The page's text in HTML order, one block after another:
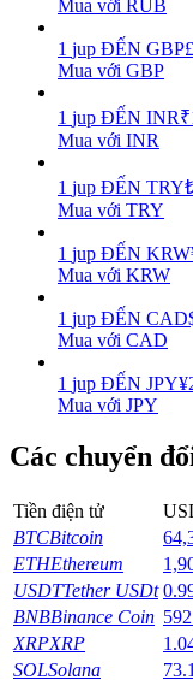
Làm cho tài sản
Mua với RUB
1 jup ĐẾN GBP£
Mua với GBP
1 jup ĐẾN INR₹
Mua với INR
1 jup ĐẾN TRY
Mua với TRY
1 jup ĐẾN KRW
Mua với KRW
1 jup ĐẾN CAD
Mua với CAD
1 jup ĐẾN JPY¥
Mua với JPY
Các chuyển
Tiền điện tử
BTCBitcoin
ETHEthereum
USDTTether USDt
BNBBinance Coin
XRPXRP
SOLSolana